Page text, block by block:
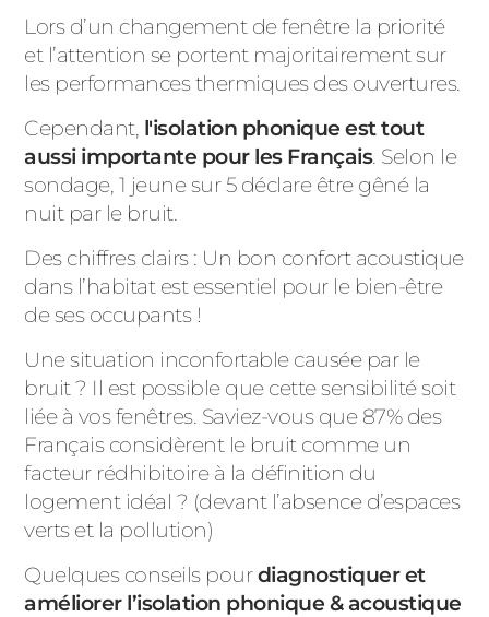
Lors d’un changement de fenêtre la priorité
et l’attention se portent majoritairement sur
les performances thermiques des ouvertures.
Cependant, l'isolation phonique est tout
aussi importante pour les Français. Selon le
sondage, 1 jeune sur 5 déclare être gêné la
nuit par le bruit.
Des chiffres clairs : Un bon confort acoustique
dans l’habitat est essentiel pour le bien-être
de ses occupants !
Une situation inconfortable causée par le
bruit ? Il est possible que cette sensibilité soit
liée à vos fenêtres. Saviez-vous que 87% des
Français considèrent le bruit comme un
facteur rédhibitoire à la définition du
logement idéal ? (devant l’absence d’espaces
verts et la pollution)
Quelques conseils pourdiagnostiquer et
améliorer l’isolation phonique & acoustique
PVC
ACIER
PORTAILS ET PORTILLONS
CARPORTS
CLÔTURES